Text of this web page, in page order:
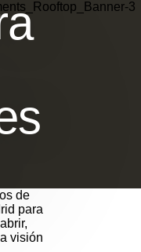
de
para
visión